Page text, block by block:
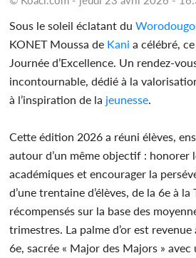
Sous le soleil éclatant du
KONET Moussa de Kani a célébré,
Journée d’Excellence. Un rendez-
incontournable, dédié à la
à l’inspiration de la jeunesse
Cette édition 2026 a réuni élèves,
autour d’un même objectif : honorer
académiques et encourager la
d’une trentaine d’élèves, de la 6e à
récompensés sur la base des
trimestres. La palme d’or est
6e, sacrée « Major des Majors »